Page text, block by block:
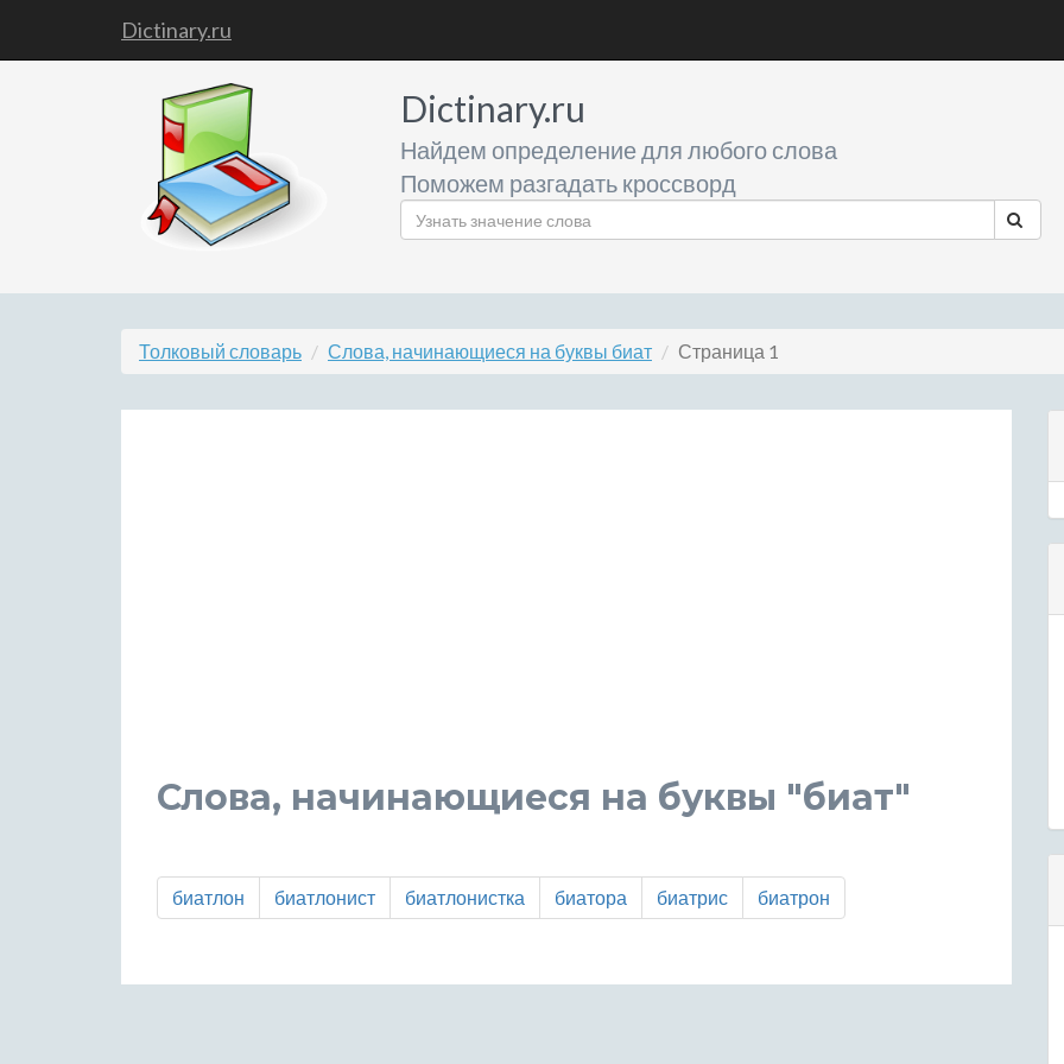
Dictinary.ru
Dictinary.ru
Найдем определение для любого слова
Поможем разгадать кроссворд
Толковый словарь Слова, начинающиеся на буквы биат Страница 1
Слова, начинающиеся на буквы "биат"
биатлон биатлонист биатлонистка биатора биатрис биатрон